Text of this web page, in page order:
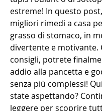
estreme! In questo
migliori rimedi a casa
grasso di stomaco, in
divertente e motivante.
consigli, potrete
addio alla pancetta e
senza più complessi!
state aspettando?
leggere per scoprire